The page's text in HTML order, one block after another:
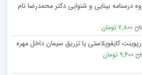
درسنامه بینایی و شنوایی دکتر محمدرضا نام
7,800 تومان
کایفوپلاستی یا تزریق سیمان داخل مهره
9,400 تومان